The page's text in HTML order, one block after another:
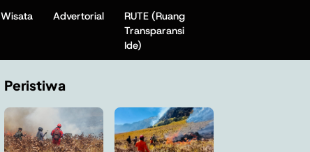
Wisata Advertorial
RUTE (Ruang
Transparansi
Ide)
Peristiwa